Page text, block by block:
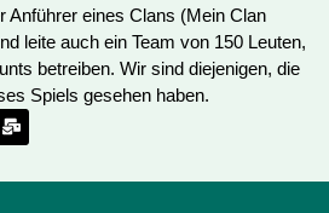
Anführer eines Clans (Mein Clan
leite auch ein Team von 150 Leuten,
betreiben. Wir sind diejenigen, die
Spiels gesehen haben.